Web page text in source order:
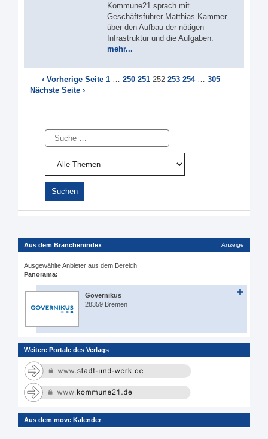
Kommune21 sprach mit
Geschäftsführer Matthias Kammer
über den Aufbau der nötigen
Infrastruktur und die Aufgaben.
mehr...
‹ Vorherige Seite 1 … 250 251 252 253 254 … 305
Nächste Seite ›
Suche
Aus dem Branchenindex Anzeige
Ausgewählte Anbieter aus dem Bereich
Panorama:
Governikus
28359 Bremen
Weitere Portale des Verlags
Aus dem move Kalender